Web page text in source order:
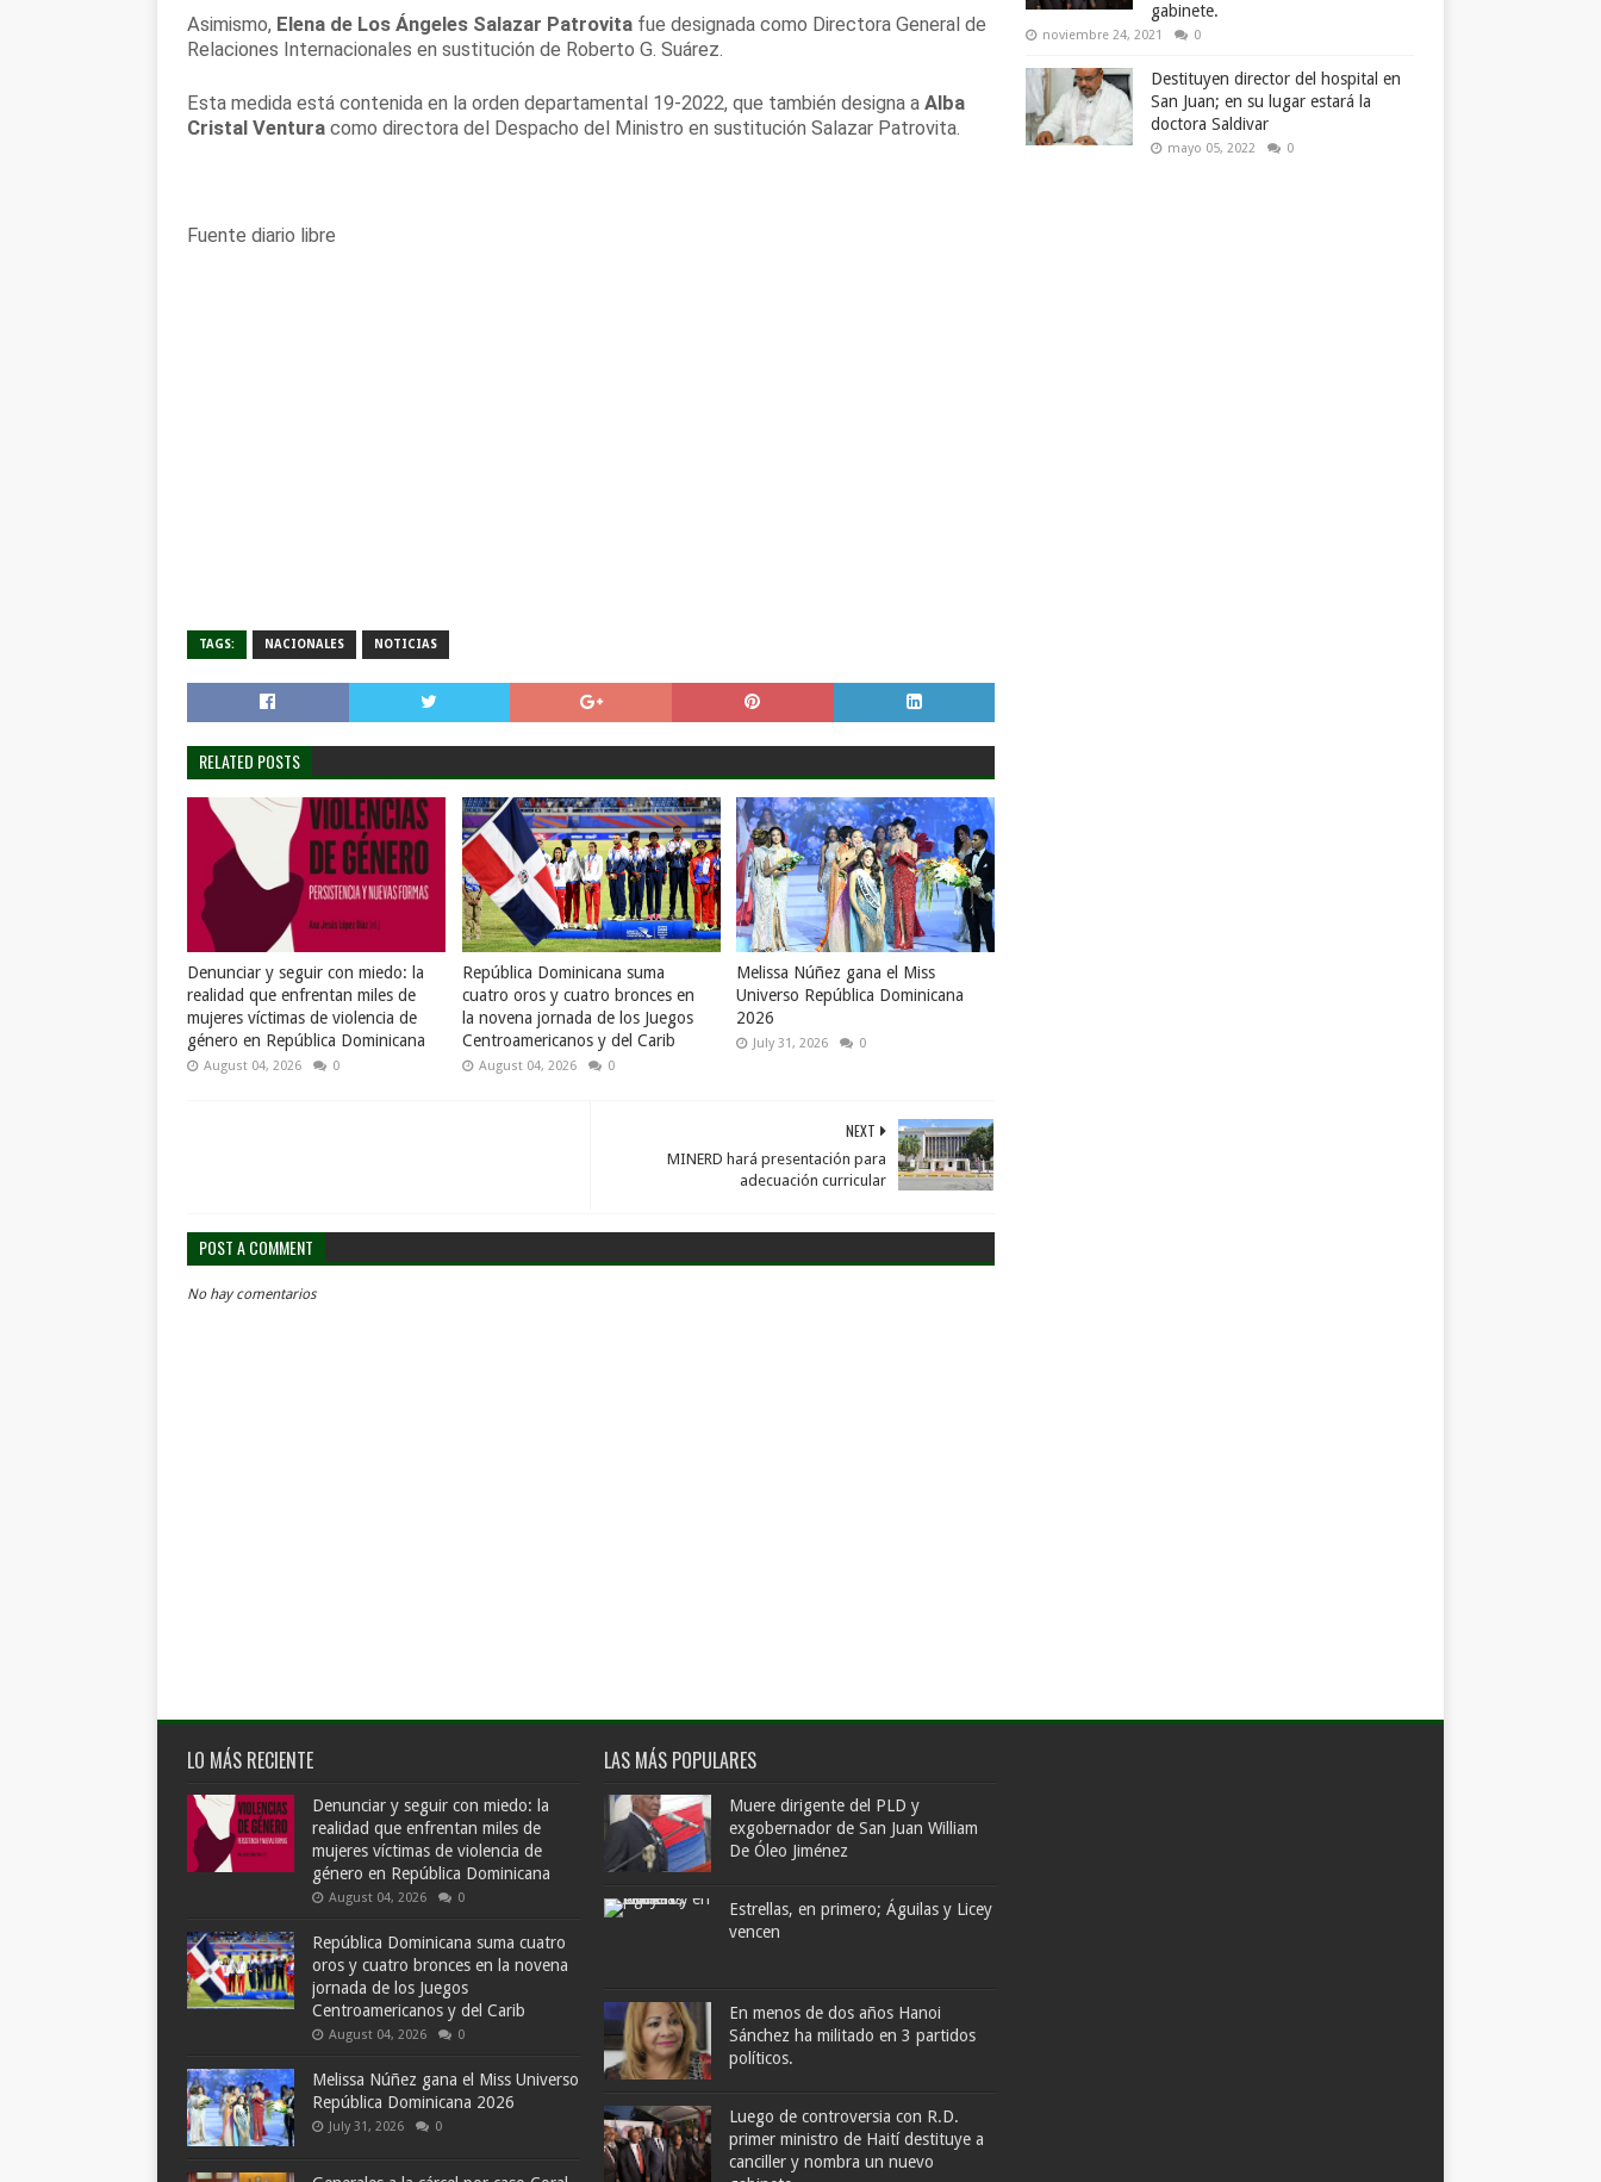
Asimismo, Elena de Los Ángeles Salazar Patrovita fue designada como Directora General de
Relaciones Internacionales en sustitución de Roberto G. Suárez.
Esta medida está contenida en la orden departamental 19-2022, que también designa a Alba
Cristal Ventura como directora del Despacho del Ministro en sustitución Salazar Patrovita.
Fuente diario libre
TAGS: NACIONALES NOTICIAS
RELATED POSTS
Denunciar y seguir con miedo: la
realidad que enfrentan miles de
mujeres víctimas de violencia de
género en República Dominicana
August 04, 2026 0
República Dominicana suma
cuatro oros y cuatro bronces en
la novena jornada de los Juegos
Centroamericanos y del Carib
August 04, 2026 0
Melissa Núñez gana el Miss
Universo República Dominicana
2026
July 31, 2026 0
NEXT
MINERD hará presentación para
adecuación curricular
POST A COMMENT
No hay comentarios
gabinete.
noviembre 24, 2021 0
Destituyen director del hospital en
San Juan; en su lugar estará la
doctora Saldivar
mayo 05, 2022 0
LO MÁS RECIENTE
Denunciar y seguir con miedo: la
realidad que enfrentan miles de
mujeres víctimas de violencia de
género en República Dominicana
August 04, 2026 0
República Dominicana suma cuatro
oros y cuatro bronces en la novena
jornada de los Juegos
Centroamericanos y del Carib
August 04, 2026 0
Melissa Núñez gana el Miss Universo
República Dominicana 2026
July 31, 2026 0
LAS MÁS POPULARES
Muere dirigente del PLD y
exgobernador de San Juan William
De Óleo Jiménez
Estrellas, en primero; Águilas y Licey
vencen
En menos de dos años Hanoi
Sánchez ha militado en 3 partidos
políticos.
Luego de controversia con R.D.
primer ministro de Haití destituye a
canciller y nombra un nuevo